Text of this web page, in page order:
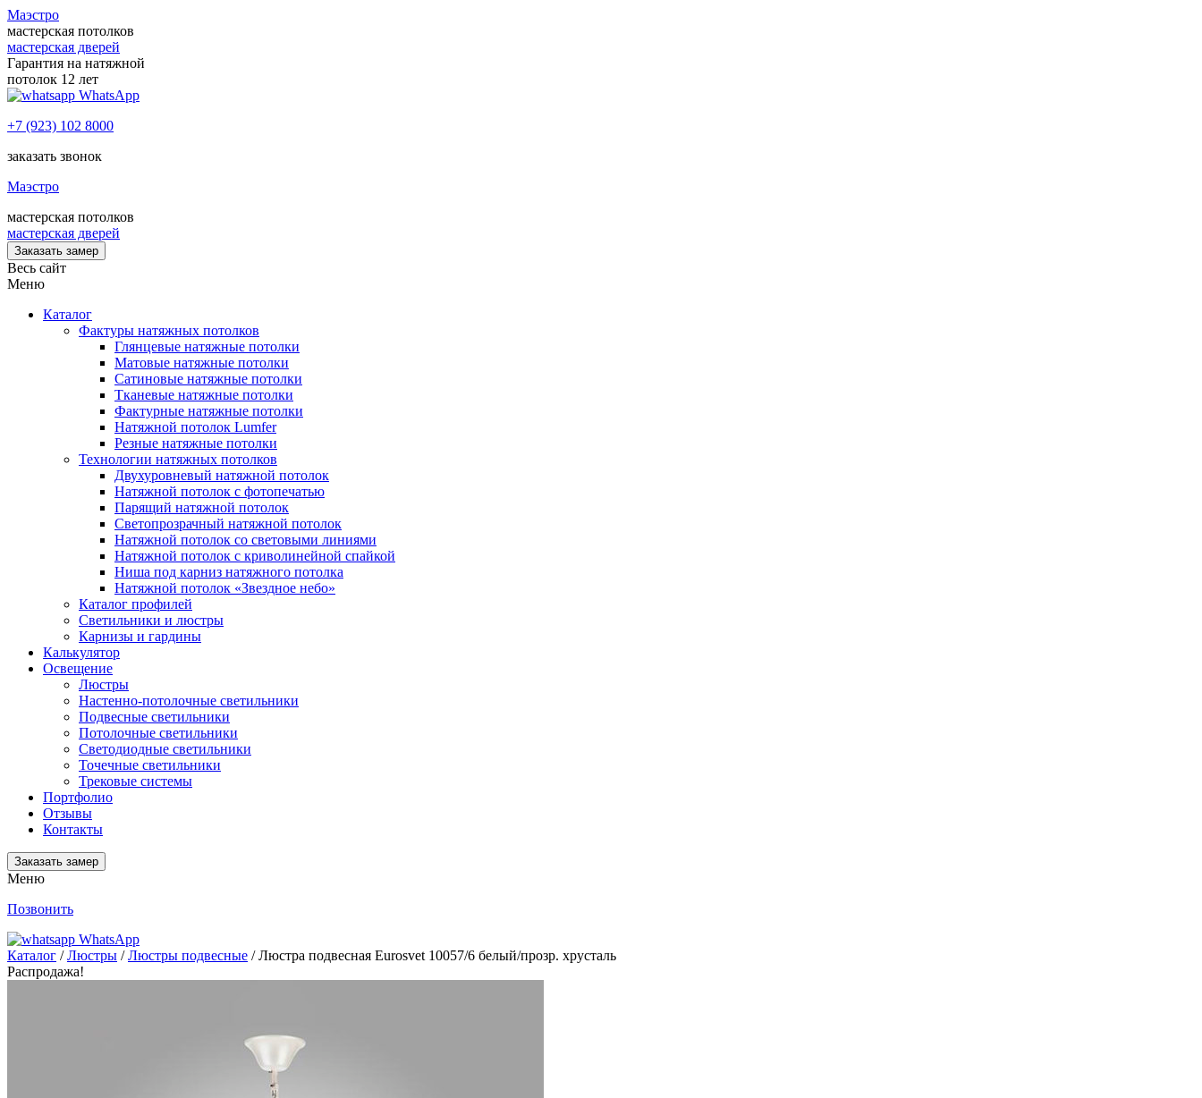
Маэстро
мастерская потолков
мастерская дверей
Гарантия на натяжной
потолок 12 лет
WhatsApp
+7 (923) 102 8000
заказать звонок
Маэстро
мастерская потолков
мастерская дверей
Заказать замер
Весь сайт
Меню
Каталог
Фактуры натяжных потолков
Глянцевые натяжные потолки
Матовые натяжные потолки
Сатиновые натяжные потолки
Тканевые натяжные потолки
Фактурные натяжные потолки
Натяжной потолок Lumfer
Резные натяжные потолки
Технологии натяжных потолков
Двухуровневый натяжной потолок
Натяжной потолок с фотопечатью
Парящий натяжной потолок
Светопрозрачный натяжной потолок
Натяжной потолок со световыми линиями
Натяжной потолок с криволинейной спайкой
Ниша под карниз натяжного потолка
Натяжной потолок «Звездное небо»
Каталог профилей
Светильники и люстры
Карнизы и гардины
Калькулятор
Освещение
Люстры
Настенно-потолочные светильники
Подвесные светильники
Потолочные светильники
Светодиодные светильники
Точечные светильники
Трековые системы
Портфолио
Отзывы
Контакты
Заказать замер
Меню
Позвонить
WhatsApp
Каталог /Люстры /Люстры подвесные / Люстра подвесная Eurosvet 10057/6 белый/прозр. хрусталь
Распродажа!